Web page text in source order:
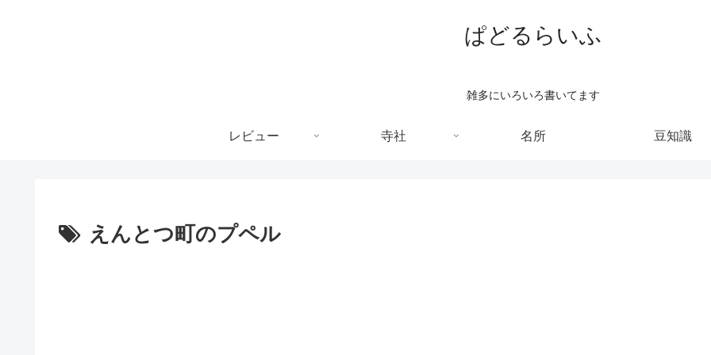
ぱどるらいふ
雑多にいろいろ書いてます
レビュー 寺社 名所 豆知識
えんとつ町のプペル